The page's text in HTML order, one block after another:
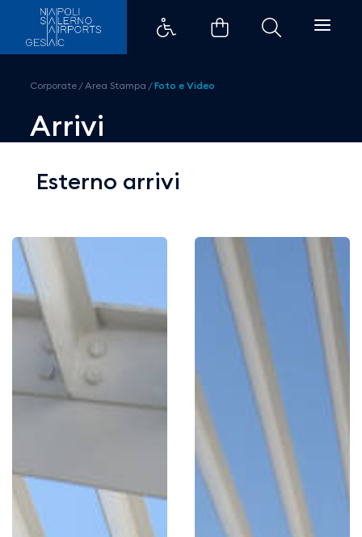
Arrivi - Aeroporti di Napoli
Corporate /Area Stampa /Foto e Video
Arrivi
Esterno arrivi